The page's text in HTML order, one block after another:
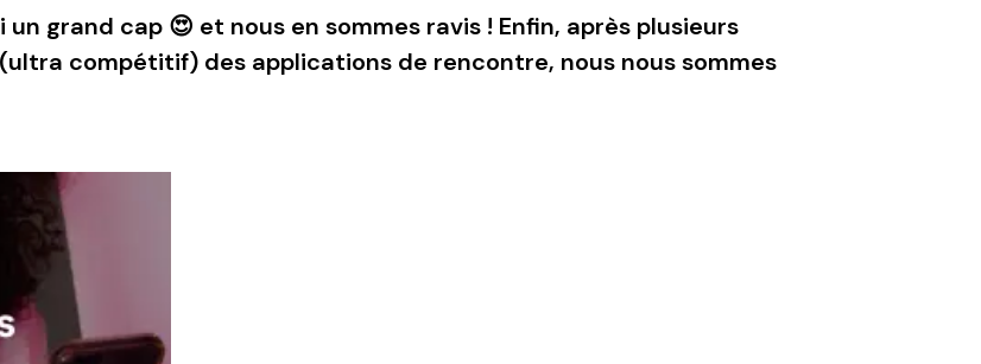
grand cap 😍 et nous en sommes ravis ! Enfin, après plusieurs
compétitif) des applications de rencontre, nous nous sommes